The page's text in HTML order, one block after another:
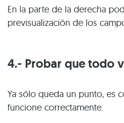
En la parte de la derecha
previsualización de los
4.- Probar que todo
Ya sólo queda un punto, es
funcione correctamente.